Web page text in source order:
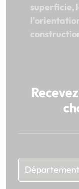
superficie,